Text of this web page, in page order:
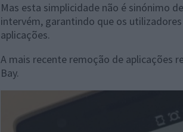
Mas esta simplicidade não é sinónimo
intervém, garantindo que os
aplicações.
A mais recente remoção de aplicações
Bay.